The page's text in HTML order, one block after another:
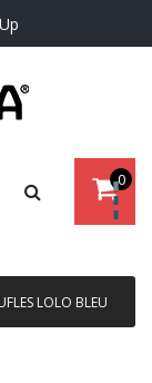
0
LOLO BLEU